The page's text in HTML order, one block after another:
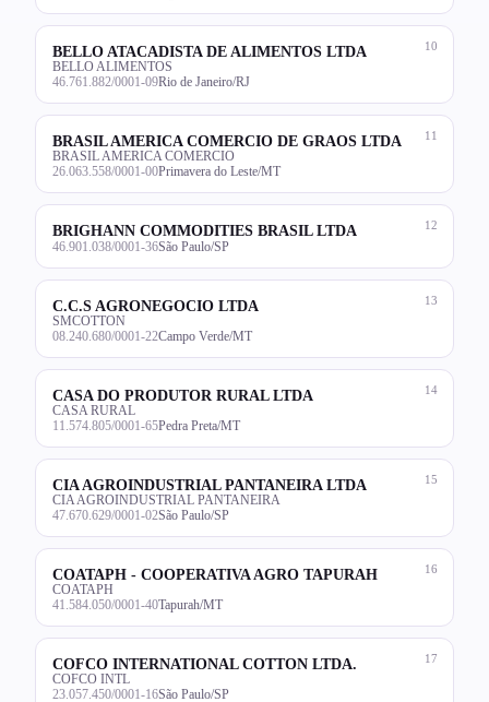
10
BELLO ATACADISTA DE ALIMENTOS LTDA
BELLO ALIMENTOS
46.761.882/0001-09Rio de Janeiro/RJ
11
BRASIL AMERICA COMERCIO DE GRAOS LTDA
BRASIL AMERICA COMERCIO
26.063.558/0001-00Primavera do Leste/MT
12
BRIGHANN COMMODITIES BRASIL LTDA
46.901.038/0001-36São Paulo/SP
13
C.C.S AGRONEGOCIO LTDA
SMCOTTON
08.240.680/0001-22Campo Verde/MT
14
CASA DO PRODUTOR RURAL LTDA
CASA RURAL
11.574.805/0001-65Pedra Preta/MT
15
CIA AGROINDUSTRIAL PANTANEIRA LTDA
CIA AGROINDUSTRIAL PANTANEIRA
47.670.629/0001-02São Paulo/SP
16
COATAPH - COOPERATIVA AGRO TAPURAH
COATAPH
41.584.050/0001-40Tapurah/MT
17
COFCO INTERNATIONAL COTTON LTDA.
COFCO INTL
23.057.450/0001-16São Paulo/SP